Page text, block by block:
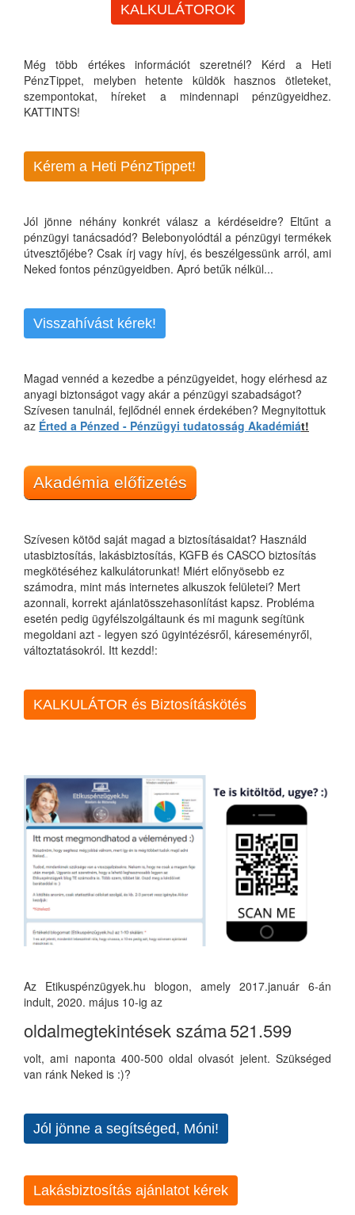
KALKULÁTOROK
Még több értékes információt szeretnél? Kérd a Heti
PénzTippet, melyben hetente küldök hasznos ötleteket,
szempontokat, híreket a mindennapi pénzügyeidhez.
KATTINTS!
Kérem a Heti PénzTippet!
Jól jönne néhány konkrét válasz a kérdéseidre? Eltűnt a
pénzügyi tanácsadód? Belebonyolódtál a pénzügyi termékek
útvesztőjébe? Csak írj vagy hívj, és beszélgessünk arról, ami
Neked fontos pénzügyeidben. Apró betűk nélkül...
Visszahívást kérek!
Magad vennéd a kezedbe a pénzügyeidet, hogy elérhesd az
anyagi biztonságot vagy akár a pénzügyi szabadságot?
Szívesen tanulnál, fejlődnél ennek érdekében? Megnyitottuk
az Érted a Pénzed - Pénzügyi tudatosság Akadémiát!
Akadémia előfizetés
Szívesen kötöd saját magad a biztosításaidat? Használd
utasbiztosítás, lakásbiztosítás, KGFB és CASCO biztosítás
megkötéséhez kalkulátorunkat! Miért előnyösebb ez
számodra, mint más internetes alkuszok felületei? Mert
azonnali, korrekt ajánlatösszehasonlítást kapsz. Probléma
esetén pedig ügyfélszolgáltaunk és mi magunk segítünk
megoldani azt - legyen szó ügyintézésről, káreseményről,
változtatásokról. Itt kezdd!:
KALKULÁTOR és Biztosításkötés
Az Etikuspénzügyek.hu blogon, amely 2017.január 6-án
indult, 2020. május 10-ig az
oldalmegtekintések száma521.599
volt, ami naponta 400-500 oldal olvasót jelent. Szükséged
van ránk Neked is :)?
Jól jönne a segítséged, Móni!
Lakásbiztosítás ajánlatot kérek